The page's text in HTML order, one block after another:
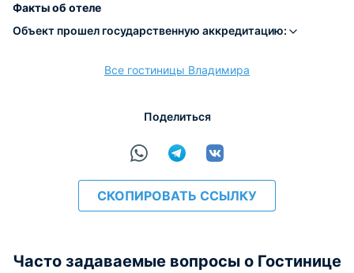
Факты об отеле
Объект прошел государственную аккредитацию:
Все гостиницы Владимира
Поделиться
СКОПИРОВАТЬ ССЫЛКУ
Часто задаваемые вопросы о Гостинице